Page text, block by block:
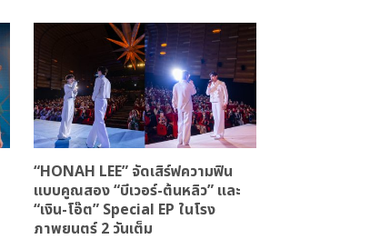
“HONAH LEE” จัดเสิร์ฟความฟิน
แบบคูณสอง “บีเวอร์-ต้นหลิว” และ
“เงิน-โอ๊ต” Special EP ในโรง
ภาพยนตร์ 2 วันเต็ม